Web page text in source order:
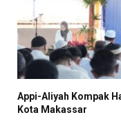
Appi-Aliyah Kompak
Kota Makassar